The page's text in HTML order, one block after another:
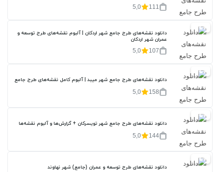
111
5,0
20%
دانلود نقشه‌های طرح جامع شهر اردکان | آلبوم نقشه‌های طرح توسعه و
عمران شهر اردکان
107
5,0
20%
دانلود نقشه‌های طرح جامع شهر میبد | آلبوم کامل نقشه‌های طرح جامع
158
5,0
20%
دانلود نقشه‌های طرح جامع شهر تویسرکان + گزارش‌ها و آلبوم نقشه‌ها
144
5,0
20%
دانلود نقشه‌های طرح توسعه و عمران (جامع) شهر نهاوند